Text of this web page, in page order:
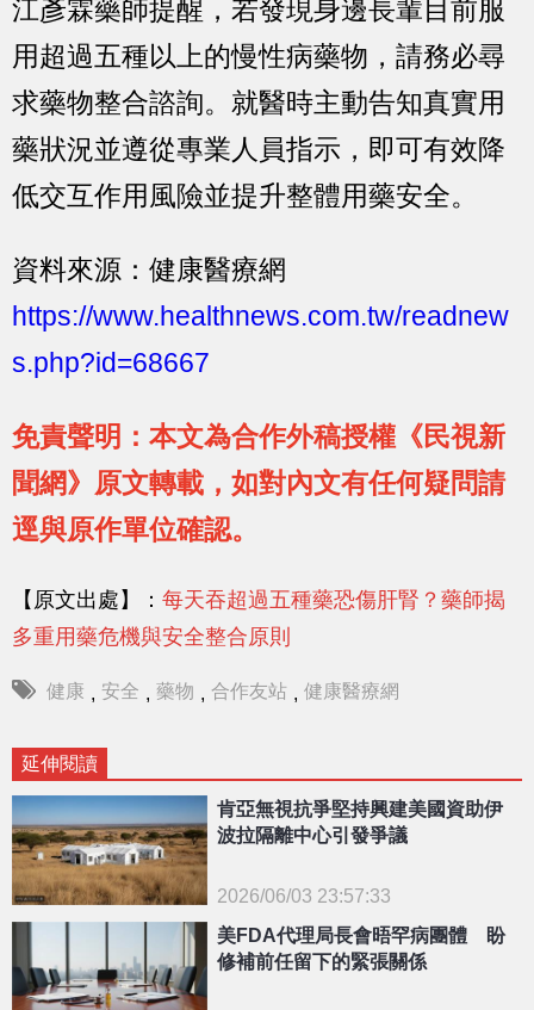
江彥霖藥師提醒，若發現身邊長輩目前服
用超過五種以上的慢性病藥物，請務必尋
求藥物整合諮詢。就醫時主動告知真實用
藥狀況並遵從專業人員指示，即可有效降
低交互作用風險並提升整體用藥安全。
資料來源：健康醫療網
https://www.healthnews.com.tw/readnew
s.php?id=68667
免責聲明：本文為合作外稿授權《民視新
聞網》原文轉載，如對內文有任何疑問請
逕與原作單位確認。
【原文出處】： 每天吞超過五種藥恐傷肝腎？藥師揭
多重用藥危機與安全整合原則
健康 , 安全 , 藥物 , 合作友站 , 健康醫療網
延伸閱讀
{PLAYICON}
肯亞無視抗爭堅持興建美國資助伊
波拉隔離中心引發爭議
2026/06/03 23:57:33
美FDA代理局長會晤罕病團體 盼
修補前任留下的緊張關係